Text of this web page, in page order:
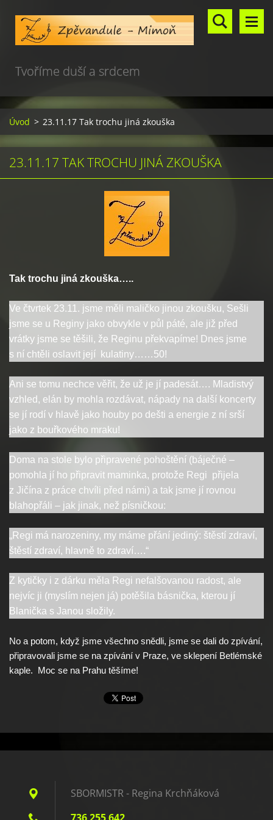
Tvoříme duší a srdcem
Úvod > 23.11.17 Tak trochu jiná zkouška
23.11.17 TAK TROCHU JINÁ ZKOUŠKA
Tak trochu jiná zkouška…..
Ve čtvrtek 23.11. jsme měli maličko jinou zkoušku, Sešli
jsme se u Reginy jako obvykle v půl páté, ale již před
vrátky jsme se těšili, že Reginu překvapíme! Dnes jsme
s ní chtěli oslavit její kulatiny……50!
Ani se tomu nechce věřit, že už je jí padesát…. Mladistvý
vzhled, elán by mohla rozdávat, nápady na další koncerty
se jí rodí v hlavě jako houby po dešti a energie z ní srší
jako z bouřkového mraku!
Doma na stole bylo připravené pohoštění (báječné –
pomohla jí ho připravit maminka, protože Regi přijela
z Jičína z práce chvíli před námi) a tak jsme jí rovnou
blahopřáli – jak jinak, než písničkou:
„Regi má narozeniny, my máme přání jediný: štěstí zdraví,
štěstí zdraví, hlavně to zdraví….“
Z kytičky i z dárku měla Regi nefalšovanou radost, ale
nejvíc ji (myslím nejen já) potěšila básnička, kterou jí
Blanička s Janou složily.
No a potom, když jsme všechno snědli, jsme se dali do zpívání,
připravovali jsme se na zpívání v Praze, ve sklepení Betlémské
kaple. Moc se na Prahu těšíme!
SBORMISTR - Regina Krchňáková